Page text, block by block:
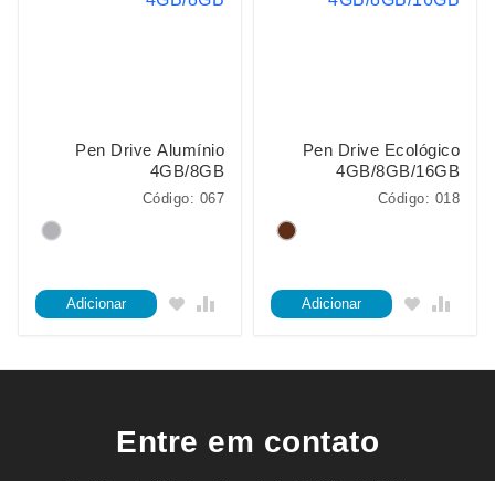
Pen Drive Alumínio
4GB/8GB
Código: 067
Adicionar
Pen Drive Ecológico
4GB/8GB/16GB
Código: 018
Adicionar
Entre em contato